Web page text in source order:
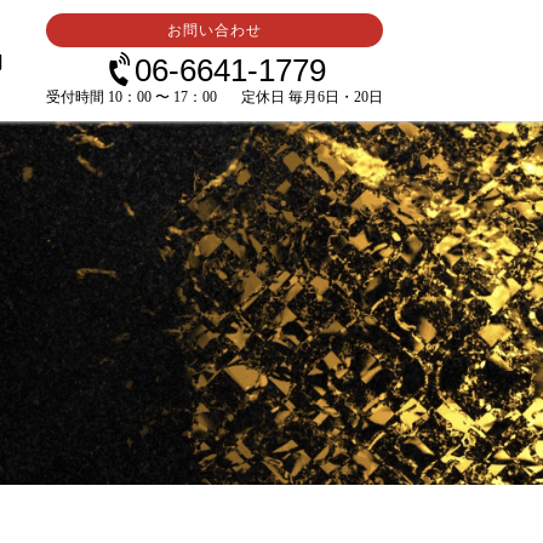
お問い合わせ
06-6641-1779
受付時間 10：00 〜 17：00 定休日 毎月6日・20日